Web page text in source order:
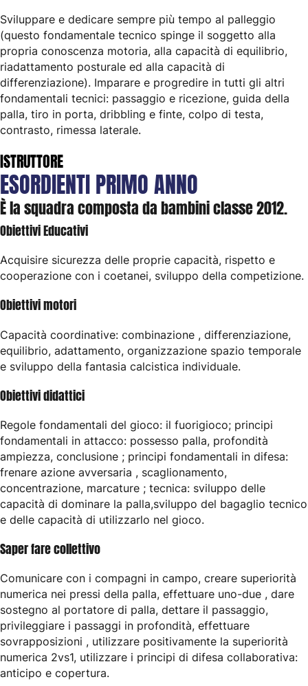
Sviluppare e dedicare sempre più tempo al palleggio
(questo fondamentale tecnico spinge il soggetto alla
propria conoscenza motoria, alla capacità di equilibrio,
riadattamento posturale ed alla capacità di
differenziazione). Imparare e progredire in tutti gli altri
fondamentali tecnici: passaggio e ricezione, guida della
palla, tiro in porta, dribbling e finte, colpo di testa,
contrasto, rimessa laterale.
ISTRUTTORE
ESORDIENTIPRIMOANNO
È la squadra composta da bambini classe 2012.
Obiettivi Educativi
Acquisire sicurezza delle proprie capacità, rispetto e
cooperazione con i coetanei, sviluppo della competizione.
Obiettivi motori
Capacità coordinative: combinazione , differenziazione,
equilibrio, adattamento, organizzazione spazio temporale
e sviluppo della fantasia calcistica individuale.
Obiettivi didattici
Regole fondamentali del gioco: il fuorigioco; principi
fondamentali in attacco: possesso palla, profondità
ampiezza, conclusione ; principi fondamentali in difesa:
frenare azione avversaria , scaglionamento,
concentrazione, marcature ; tecnica: sviluppo delle
capacità di dominare la palla,sviluppo del bagaglio tecnico
e delle capacità di utilizzarlo nel gioco.
Saper fare collettivo
Comunicare con i compagni in campo, creare superiorità
numerica nei pressi della palla, effettuare uno-due , dare
sostegno al portatore di palla, dettare il passaggio,
privileggiare i passaggi in profondità, effettuare
sovrapposizioni , utilizzare positivamente la superiorità
numerica 2vs1, utilizzare i principi di difesa collaborativa:
anticipo e copertura.